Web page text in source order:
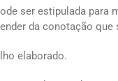
ser estipulada para
da conotação que
elaborado.